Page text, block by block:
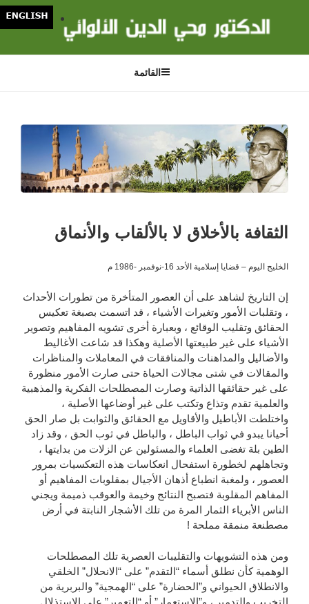
القائمة
الثقافة بالأخلاق لا بالألقاب والأنماق
الخليج اليوم – قضايا إسلامية الأحد 16-نوفمبر -1986 م
إن التاريخ لشاهد على أن العصور المتأخرة من تطورات الأحداث
، وتقلبات الأمور وتغيرات الأشياء ، قد اتسمت بصبغة تعكيس
الحقائق وتقليب الوقائع ، وبعبارة أخرى تشويه المفاهيم وتصوير
الأشياء على غير طبيعتها الأصلية وهكذا قد شاعت الأغاليط
والأضاليل والمداهنات والمنافقات في المعاملات والمناظرات
والمقالات في شتى مجالات الحياة حتى صارت الأمور منظورة
على غير حقائقها الذاتية وصارت المصطلحات الفكرية والمذهبية
والعلمية تقدم وتذاع وتكتب على غير أوضاعها الأصلية ،
واختلطت الأباطيل والأقاويل مع الحقائق والثوابت بل صار الحق
أحيانا يبدو في ثواب الباطل ، والباطل في ثوب الحق ، وقد زاد
الطين بلة تغضى العلماء والمسئولين عن الزلات من بدايتها ،
وتجاهلهم لخطورة استفحال انعكاسات هذه التعكسيات بمرور
العصور ، ولمغبة انطباع أذهان الأجيال بمقلوبات المفاهيم أو
المفاهم المقلوبة فتصبح النتائج وخيمة والعوقب ذميمة ويجني
الناس الأبرياء الثمار المرة من تلك الأشجار النابتة في أرض
مصطنعة منمقة مملحة !
ومن هذه التشويهات والتقليبات العصرية تلك المصطلحات
الوهمية كأن نطلق أسماء “التقدم” على “الانحلال” الخلقي
والانطلاق الحيواني و”الحضارة” على “الهمجية” والبربرية من
التخريب والتدمير ، و”الاستعمار” أو “التعمير” على الاستذلال